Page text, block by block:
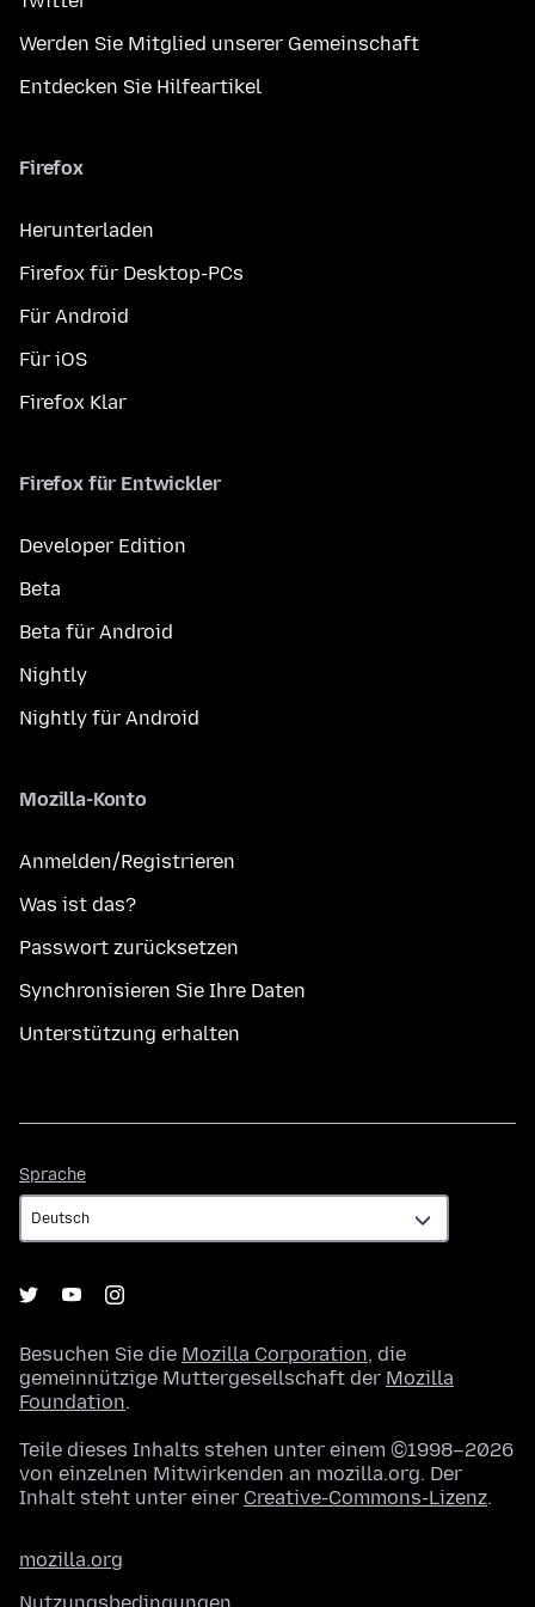
Werden Sie Mitglied unserer Gemeinschaft
Entdecken Sie Hilfeartikel
Firefox
Herunterladen
Firefox für Desktop-PCs
Für Android
Für iOS
Firefox Klar
Firefox für Entwickler
Developer Edition
Beta
Beta für Android
Nightly
Nightly für Android
Mozilla-Konto
Anmelden/Registrieren
Was ist das?
Passwort zurücksetzen
Synchronisieren Sie Ihre Daten
Unterstützung erhalten
Sprache
Besuchen Sie die Mozilla Corporation, die
gemeinnützige Muttergesellschaft der Mozilla
Foundation.
Teile dieses Inhalts stehen unter einem ©1998–2026
von einzelnen Mitwirkenden an mozilla.org. Der
Inhalt steht unter einer Creative-Commons-Lizenz.
mozilla.org